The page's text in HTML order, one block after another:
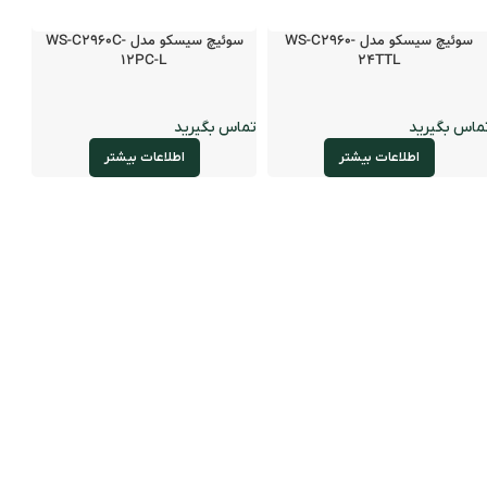
سوئیچ سیسکو مدل WS-C2960-
24TTL
اطلاعات بیشتر
سوئیچ سیسکو مدل WS-C2960C-
12PC-L
اطلاعات بیشتر